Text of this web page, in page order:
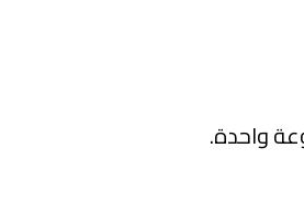
واحدة.